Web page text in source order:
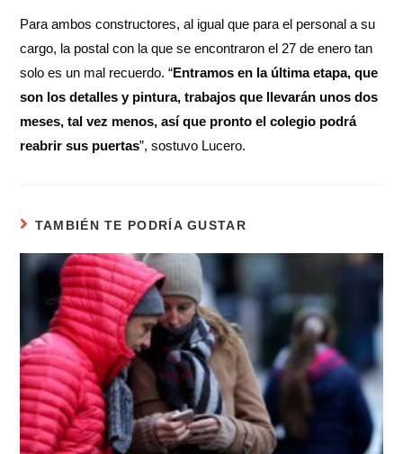
Para ambos constructores, al igual que para el personal a su
cargo, la postal con la que se encontraron el 27 de enero tan
solo es un mal recuerdo. “Entramos en la última etapa, que
son los detalles y pintura, trabajos que llevarán unos dos
meses, tal vez menos, así que pronto el colegio podrá
reabrir sus puertas”, sostuvo Lucero.
TAMBIÉN TE PODRÍA GUSTAR